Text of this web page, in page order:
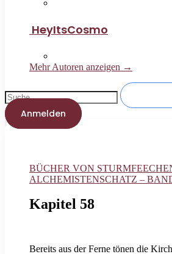
HeyItsCosmo
Mehr Autoren anzeigen →
Anmelden
BÜCHER VON
ALCHEMISTENSCHATZ –
Kapitel 58
Bereits aus der Ferne tönen die